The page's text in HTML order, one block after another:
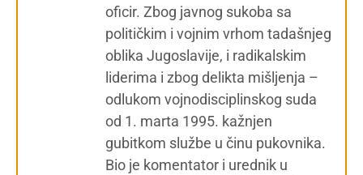
oficir. Zbog javnog sukoba sa
političkim i vojnim vrhom tadašnjeg
oblika Jugoslavije, i radikalskim
liderima i zbog delikta mišljenja –
odlukom vojnodisciplinskog suda
od 1. marta 1995. kažnjen
gubitkom službe u činu pukovnika.
Bio je komentator i urednik u